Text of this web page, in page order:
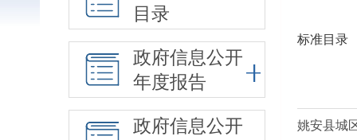
目录
政府信息公开
年度报告
政府信息公开
标准目录
姚安县城